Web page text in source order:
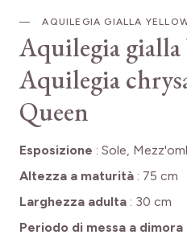
AQUILEGIA GIALLA
Aquilegia gialla
Aquilegia
Queen
Esposizione : Sole,
Altezza a maturità : 75 cm
Larghezza adulta : 30 cm
Periodo di messa a